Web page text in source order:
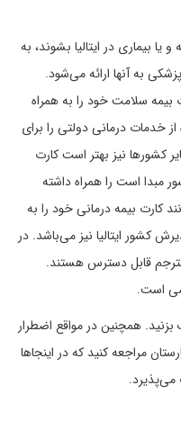
بیماری در ایتالیا بشوند، به
به آنها ارائه می‌شود.
بیمه سلامت خود را به همراه
از خدمات درمانی دولتی را برای
کشورها نیز بهتر است کارت
مبدا است را همراه داشته
کارت بیمه درمانی خود را به
کشور ایتالیا نیز می‌باشد. در
قابل دسترس هستند.
است.
118 آمبولانس زنگ بزنید. همچنین در مواقع اضطرار
مراجعه کنید که در اینجاها
می‌پذیرد.